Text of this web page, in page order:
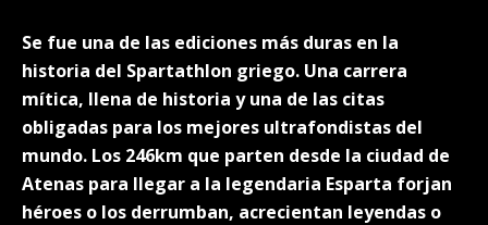
Se fue una de las ediciones más duras en la
historia del Spartathlon griego. Una carrera
mítica, llena de historia y una de las citas
obligadas para los mejores ultrafondistas del
mundo. Los 246km que parten desde la ciudad de
Atenas para llegar a la legendaria Esparta forjan
héroes o los derrumban, acrecientan leyendas o